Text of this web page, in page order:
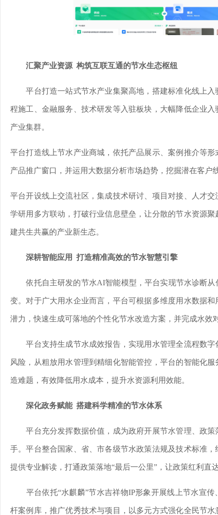
汇聚产业资源 构筑互联互通的节水生态枢纽
平台打造一站式节水产业集聚高地，搭建标准化线上
程施工、金融服务、技术研发等入驻板块，大幅降低企业
产业集群。
平台打造线上节水产业商城，依托产品展示、案例推介等
产品推广窗口，并运用大数据分析市场趋势，挖掘潜在客户
平台开设线上交流社区，集成技术研讨、项目对接、人才
学研用多方联动，打破行业信息壁垒，让分散的节水资源
建共生共赢的产业新生态。
深耕智能应用 打造精准高效的节水智慧引擎
依托自主研发的节水AI智能模型，平台实现节水诊断
变。对于广大用水企业而言，平台可根据多维度用水数据
潜力，快速生成可落地的个性化节水改造方案，并完成水效
平台支持生成节水成效报告，实现用水管理全流程数
风险，从粗放用水管理到精细化智能管控，平台的智能化
造难题，有效降低用水成本，提升水资源利用效能。
深化政务赋能 搭建科学精准的节水体系
平台充分发挥数据价值，成为政府开展节水管理、政
手。平台整合国家、省、市各级节水政策法规及技术标准
提供专业解读，打通政策落地“最后一公里”，让政策红利直
平台依托“水麒麟”节水吉祥物IP形象开展线上节水宣
杆案例库，推广优秀技术与项目，以多元方式强化全民节